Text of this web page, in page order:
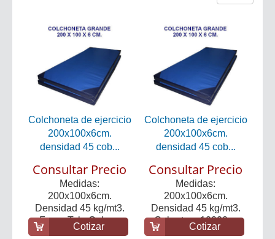
Colchoneta de ejercicio
200x100x6cm.
densidad 45 cob...
Consultar Precio
Medidas:
200x100x6cm.
Densidad 45 kg/mt3.
Forro: Tela Cobe...
Cotizar
Colchoneta de ejercicio
200x100x6cm.
densidad 45 cob...
Consultar Precio
Medidas:
200x100x6cm.
Densidad 45 kg/mt3.
Cobertura 10000 ...
Cotizar